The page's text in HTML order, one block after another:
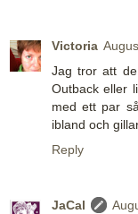
Victoria
Jag tror att
Outback eller
med ett par
ibland och gillar
Reply
JaCal